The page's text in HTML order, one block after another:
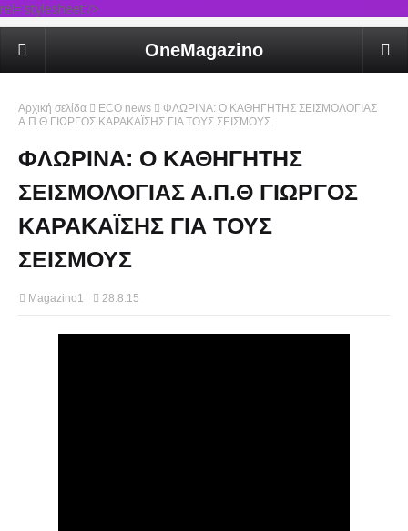
rel='stylesheet'/>
OneMagazino
Αρχική σελίδα ECO news
ΦΛΩΡΙΝΑ: Ο ΚΑΘΗΓΗΤΗΣ ΣΕΙΣΜΟΛΟΓΙΑΣ
Α.Π.Θ ΓΙΩΡΓΟΣ ΚΑΡΑΚΑΪΣΗΣ ΓΙΑ ΤΟΥΣ ΣΕΙΣΜΟΥΣ
ΦΛΩΡΙΝΑ: Ο ΚΑΘΗΓΗΤΗΣ
ΣΕΙΣΜΟΛΟΓΙΑΣ Α.Π.Θ ΓΙΩΡΓΟΣ
ΚΑΡΑΚΑΪΣΗΣ ΓΙΑ ΤΟΥΣ
ΣΕΙΣΜΟΥΣ
Magazino1 28.8.15